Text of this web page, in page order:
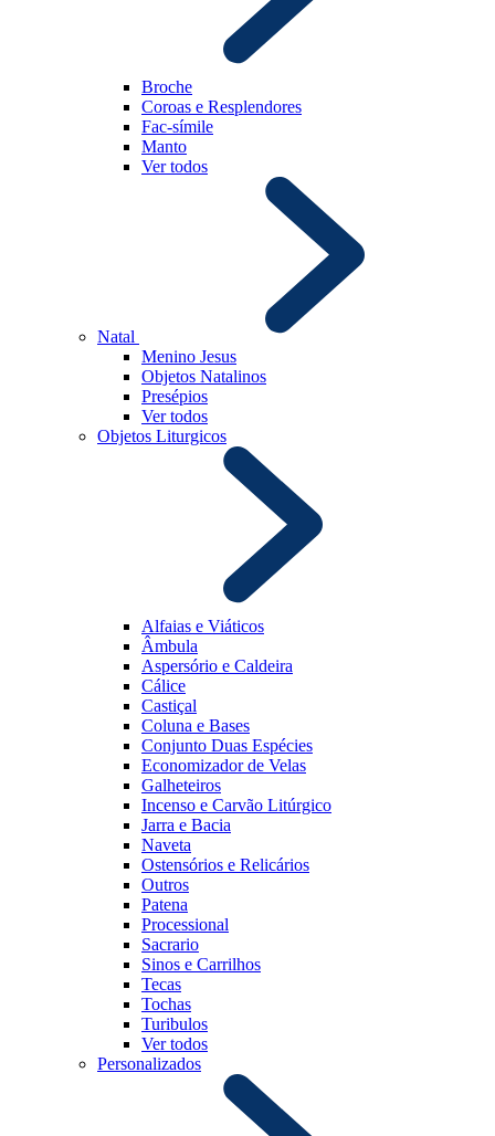
Broche
Coroas e Resplendores
Fac-símile
Manto
Ver todos
Natal
Menino Jesus
Objetos Natalinos
Presépios
Ver todos
Objetos Liturgicos
Alfaias e Viáticos
Âmbula
Aspersório e Caldeira
Cálice
Castiçal
Coluna e Bases
Conjunto Duas Espécies
Economizador de Velas
Galheteiros
Incenso e Carvão Litúrgico
Jarra e Bacia
Naveta
Ostensórios e Relicários
Outros
Patena
Processional
Sacrario
Sinos e Carrilhos
Tecas
Tochas
Turibulos
Ver todos
Personalizados